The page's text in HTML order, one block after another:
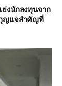
ย่งนักลงทุนจาก
กุญแจสำคัญที่